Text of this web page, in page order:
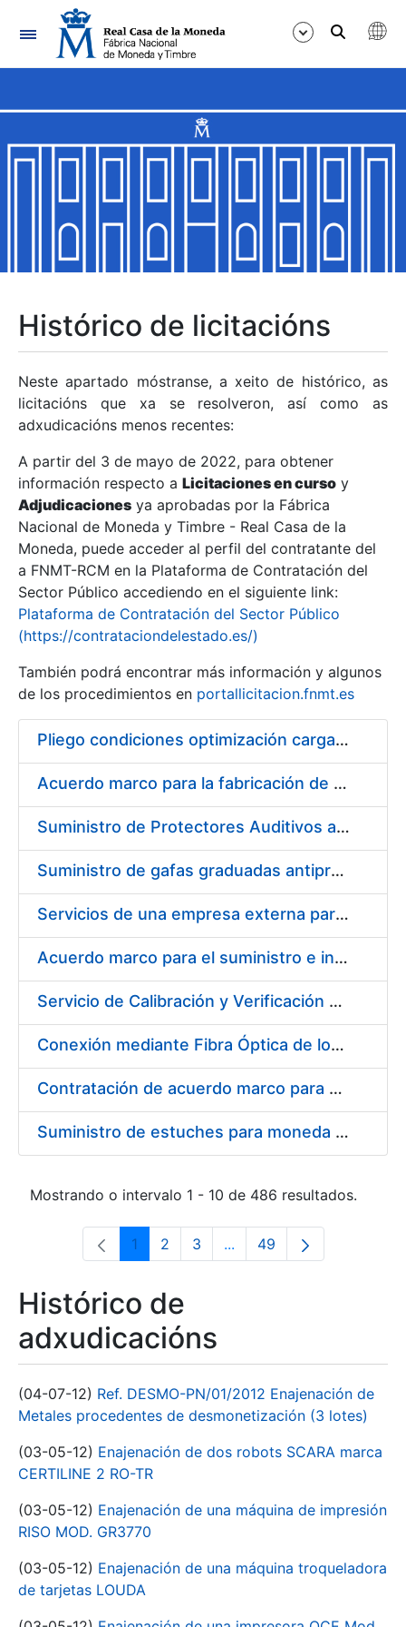
Navegación
Mostrar/Ocultar
Mostrar/Ocultar
Mostrar/Ocultar
Mostrar/Ocultar
Mostrar/Ocultar
Mostrar/Ocultar
Mostrar/Ocultar
Histórico de licitacións
Neste apartado móstranse, a xeito de histórico, as
licitacións que xa se resolveron, así como as
adxudicacións menos recentes:
A partir del 3 de mayo de 2022, para obtener
información respecto a Licitaciones en curso y
Adjudicaciones ya aprobadas por la Fábrica
Nacional de Moneda y Timbre - Real Casa de la
Moneda, puede acceder al perfil del contratante del
a FNMT-RCM en la Plataforma de Contratación del
Sector Público accediendo en el siguiente link:
Plataforma de Contratación del Sector Público
(https://contrataciondelestado.es/)
También podrá encontrar más información y algunos
de los procedimientos en portallicitacion.fnmt.es
Pliego condiciones optimización cargas compras firmado
Acuerdo marco para la fabricación de piezas
Suministro de Protectores Auditivos a medida para las personas trabajadoras de los Centros de Trabajo de Madrid y Burgos
Suministro de gafas graduadas antiproyecciones para los trabajadores de la FNMT-RCM en los centros de trabajo de Madrid y Burgos
Servicios de una empresa externa para el asesoramiento y resolución de los recursos de alzada que se presentan relacionados con procesos de selección para la FNMT-RCM
Acuerdo marco para el suministro e instalación de persianas, estores y otros complementos
Servicio de Calibración y Verificación Externa de los Equipos de Medición del Servicio de Prevención de la FNMT-RCM
Conexión mediante Fibra Óptica de los Centros de Proceso de Datos (CPDs) de las sedes de la FNMT-RCM de Burgos y Madrid
Contratación de acuerdo marco para el Suministro de Material de Electricidad para la Fábrica Nacional de Moneda y Timbre-Real Casa de la Moneda en su centro de trabajo de Burgos
Suministro de estuches para moneda de 30 €
Mostrando o intervalo 1 - 10 de 486 resultados.
Páxina
1 Páxina
2 Páxina
3 ...Páxinas intermedias Use
Páxina
49
Histórico de
adxudicacións
(04-07-12) Ref. DESMO-PN/01/2012 Enajenación de
Metales procedentes de desmonetización (3 lotes)
(03-05-12) Enajenación de dos robots SCARA marca
CERTILINE 2 RO-TR
(03-05-12) Enajenación de una máquina de impresión
RISO MOD. GR3770
(03-05-12) Enajenación de una máquina troqueladora
de tarjetas LOUDA